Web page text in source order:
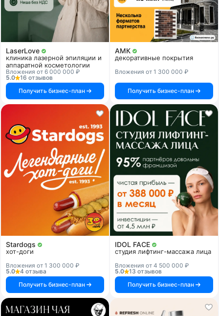
LaserLove
клиника лазерной эпиляции и
аппаратной косметологии
Вложения от 6 000 000 ₽
5.0
16 отзывов
Получить бизнес-план
АМК
декоративные покрытия
Вложения от 1 300 000 ₽
Получить бизнес-план
Stardogs
хот-доги
Вложения от 1 300 000 ₽
5.0
4 отзыва
Получить бизнес-план
IDOL FACE
студия лифтинг-массажа лица
Вложения от 4 500 000 ₽
5.0
13 отзывов
Получить бизнес-план